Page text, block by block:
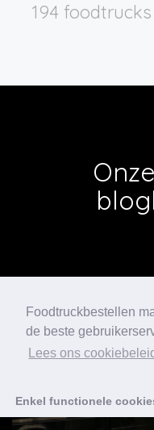
Foodtruckbestellen
de beste
Lees ons
Enkel functionele
194